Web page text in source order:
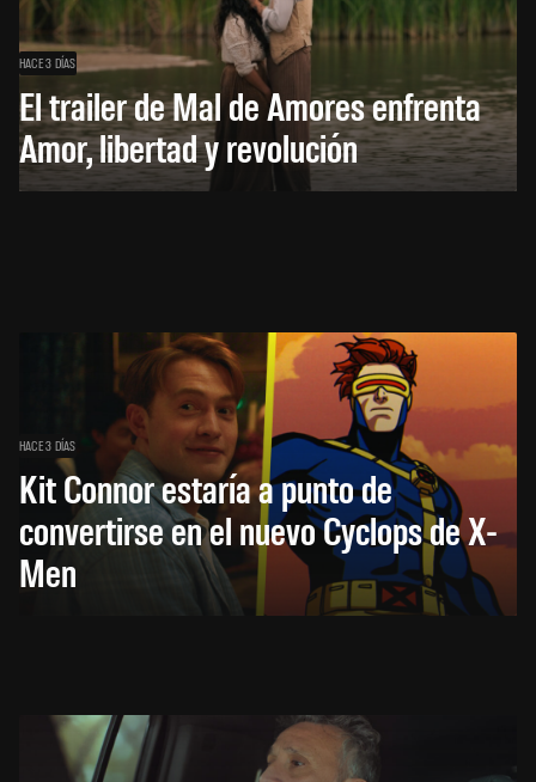
HACE 3 DÍAS
El trailer de Mal de Amores enfrenta
Amor, libertad y revolución
HACE 3 DÍAS
Kit Connor estaría a punto de
convertirse en el nuevo Cyclops de X-
Men